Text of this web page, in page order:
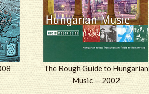
The Rough Guide to Hungarian
Music — 2002